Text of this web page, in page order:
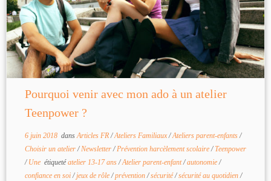
Pourquoi venir avec mon ado à un atelier
Teenpower ?
6 juin 2018dansArticles FR/Ateliers Familiaux/Ateliers parent-enfants/
Choisir un atelier/Newsletter/Prévention harcèlement scolaire/Teenpower
/ Une étiquetéatelier 13-17 ans/Atelier parent-enfant/autonomie/
confiance en soi/jeux de rôle/prévention/sécurité/sécurité au quotidien/